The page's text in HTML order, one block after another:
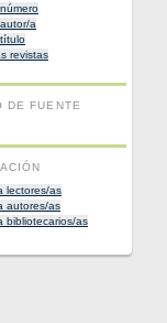
a
revistas
DE FUENTE
lectores/as
autores/as
bibliotecarios/as